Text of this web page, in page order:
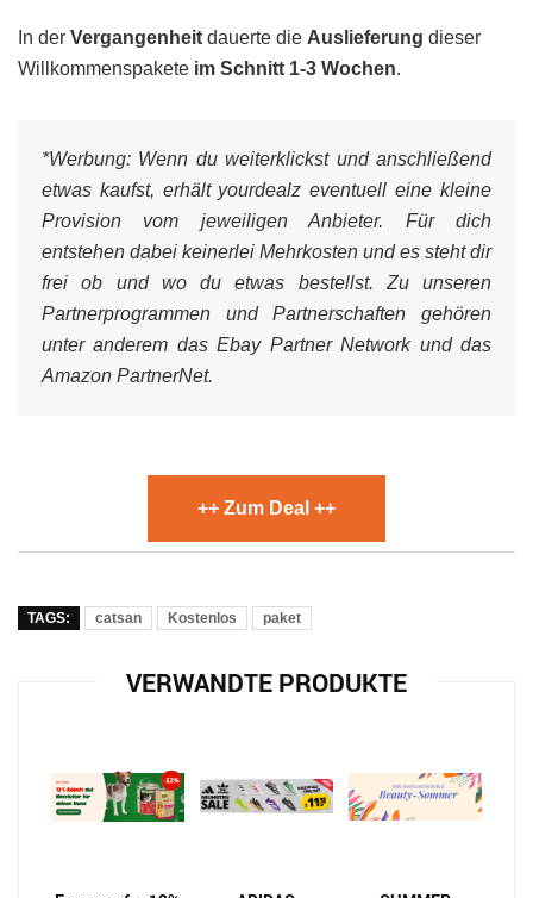
In der Vergangenheit dauerte die Auslieferung dieser
Willkommenspakete im Schnitt 1-3 Wochen.
*Werbung: Wenn du weiterklickst und anschließend
etwas kaufst, erhält yourdealz eventuell eine kleine
Provision vom jeweiligen Anbieter. Für dich
entstehen dabei keinerlei Mehrkosten und es steht dir
frei ob und wo du etwas bestellst. Zu unseren
Partnerprogrammen und Partnerschaften gehören
unter anderem das Ebay Partner Network und das
Amazon PartnerNet.
++ Zum Deal ++
TAGS: catsan Kostenlos paket
VERWANDTE PRODUKTE